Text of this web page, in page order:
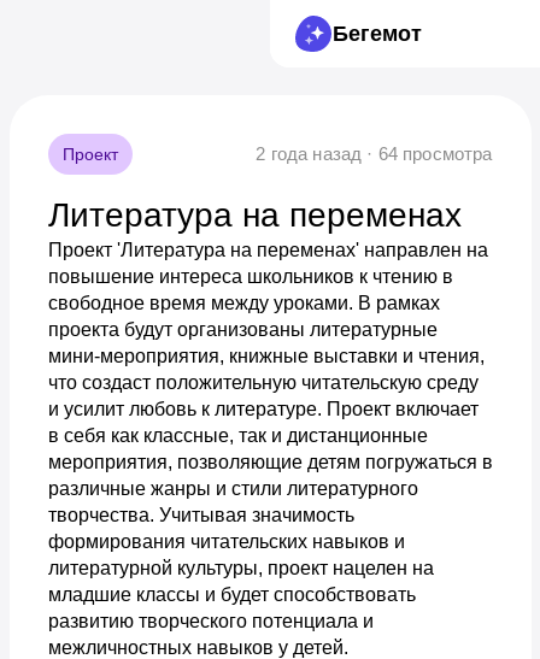
Бегемот
Проект 2 года назад · 64 просмотра
Литература на переменах
Проект 'Литература на переменах' направлен на
повышение интереса школьников к чтению в
свободное время между уроками. В рамках
проекта будут организованы литературные
мини-мероприятия, книжные выставки и чтения,
что создаст положительную читательскую среду
и усилит любовь к литературе. Проект включает
в себя как классные, так и дистанционные
мероприятия, позволяющие детям погружаться в
различные жанры и стили литературного
творчества. Учитывая значимость
формирования читательских навыков и
литературной культуры, проект нацелен на
младшие классы и будет способствовать
развитию творческого потенциала и
межличностных навыков у детей.